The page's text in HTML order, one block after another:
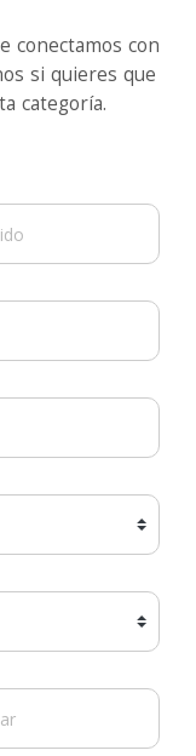
conectamos con
si quieres que
categoría.